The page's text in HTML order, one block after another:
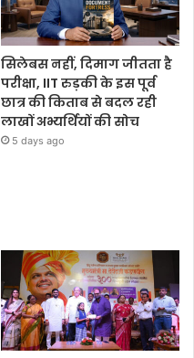
सिलेबस नहीं, दिमाग जीतता है
परीक्षा, IIT रुड़की के इस पूर्व
छात्र की किताब से बदल रही
लाखों अभ्यर्थियों की सोच
5 days ago